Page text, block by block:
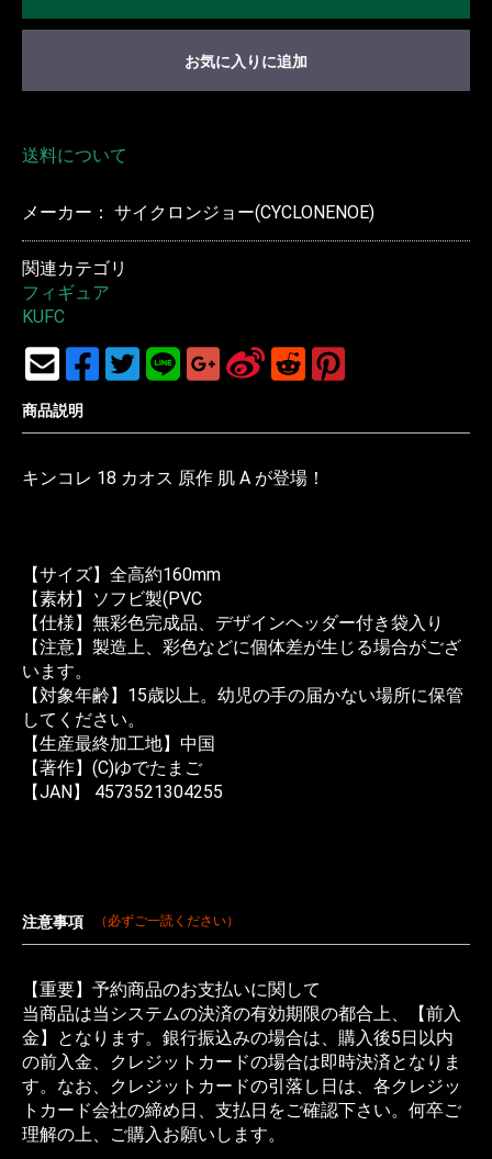
お気に入りに追加
送料について
メーカー： サイクロンジョー(CYCLONENOE)
関連カテゴリ
フィギュア
KUFC
商品説明
キンコレ 18 カオス 原作 肌 A が登場！
【サイズ】全高約160mm
【素材】ソフビ製(PVC
【仕様】無彩色完成品、デザインヘッダー付き袋入り
【注意】製造上、彩色などに個体差が生じる場合がござ
います。
【対象年齢】15歳以上。幼児の手の届かない場所に保管
してください。
【生産最終加工地】中国
【著作】(C)ゆでたまご
【JAN】 4573521304255
注意事項 （必ずご一読ください）
【重要】予約商品のお支払いに関して
当商品は当システムの決済の有効期限の都合上、【前入
金】となります。銀行振込みの場合は、購入後5日以内
の前入金、クレジットカードの場合は即時決済となりま
す。なお、クレジットカードの引落し日は、各クレジッ
トカード会社の締め日、支払日をご確認下さい。何卒ご
理解の上、ご購入お願いします。